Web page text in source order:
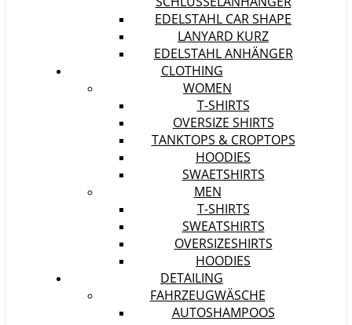
EDELSTAHL CAR SHAPE
LANYARD KURZ
EDELSTAHL ANHÄNGER
CLOTHING
WOMEN
T-SHIRTS
OVERSIZE SHIRTS
TANKTOPS & CROPTOPS
HOODIES
SWAETSHIRTS
MEN
T-SHIRTS
SWEATSHIRTS
OVERSIZESHIRTS
HOODIES
DETAILING
FAHRZEUGWÄSCHE
AUTOSHAMPOOS